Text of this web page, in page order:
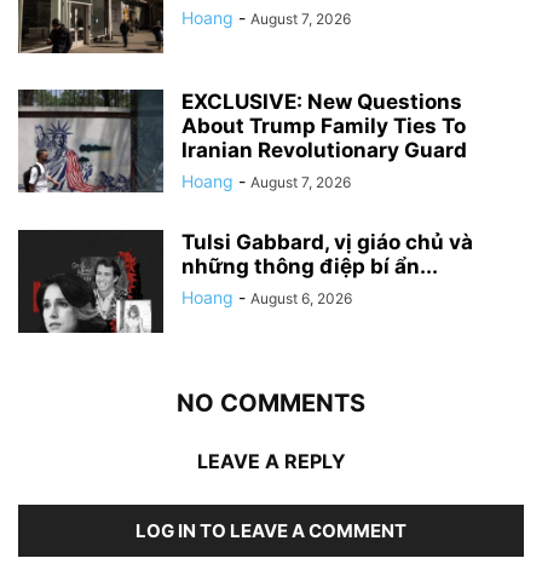
Hoang - August 7, 2026
EXCLUSIVE: New Questions
About Trump Family Ties To
Iranian Revolutionary Guard
Hoang - August 7, 2026
Tulsi Gabbard, vị giáo chủ và
những thông điệp bí ẩn...
Hoang - August 6, 2026
NO COMMENTS
LEAVE A REPLY
LOG IN TO LEAVE A COMMENT